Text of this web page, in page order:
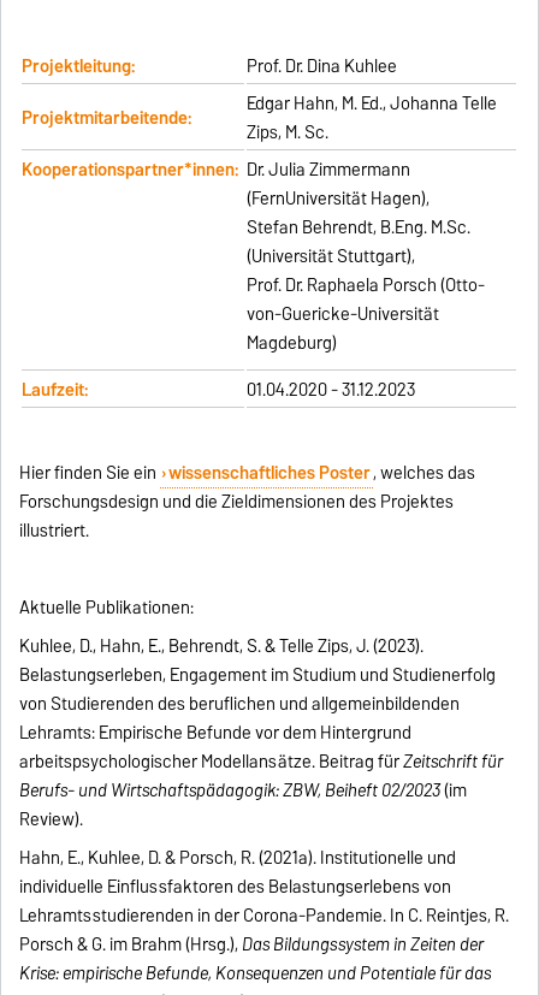
Projektleitung:
Prof. Dr. Dina Kuhlee
Projektmitarbeitende:
Edgar Hahn, M. Ed., Johanna Telle
Zips, M. Sc.
Kooperationspartner*innen: Dr. Julia Zimmermann
(FernUniversität Hagen),
Stefan Behrendt, B.Eng. M.Sc.
(Universität Stuttgart),
Prof. Dr. Raphaela Porsch (Otto-
von-Guericke-Universität
Magdeburg)
Laufzeit:
01.04.2020 - 31.12.2023
Hier finden Sie ein wissenschaftliches Poster, welches das
Forschungsdesign und die Zieldimensionen des Projektes
illustriert.
Aktuelle Publikationen:
Kuhlee, D., Hahn, E., Behrendt, S. & Telle Zips, J. (2023).
Belastungserleben, Engagement im Studium und Studienerfolg
von Studierenden des beruflichen und allgemeinbildenden
Lehramts: Empirische Befunde vor dem Hintergrund
arbeitspsychologischer Modellansätze. Beitrag fürZeitschrift für
Berufs- und Wirtschaftspädagogik: ZBW, Beiheft 02/2023(im
Review).
Hahn, E., Kuhlee, D. & Porsch, R. (2021a). Institutionelle und
individuelle Einflussfaktoren des Belastungserlebens von
Lehramtsstudierenden in der Corona-Pandemie. In C. Reintjes, R.
Porsch & G. im Brahm (Hrsg.), Das Bildungssystem in Zeiten der
Krise: empirische Befunde, Konsequenzen und Potentiale für das